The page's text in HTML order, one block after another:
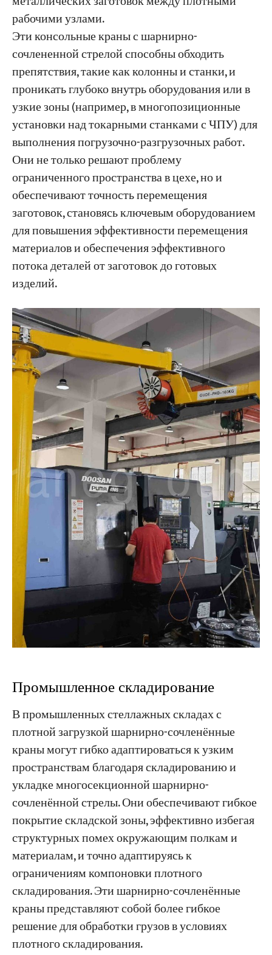
рабочими узлами.
Эти консольные краны с шарнирно-
сочлененной стрелой способны обходить
препятствия, такие как колонны и станки, и
проникать глубоко внутрь оборудования или в
узкие зоны (например, в многопозиционные
установки над токарными станками с ЧПУ) для
выполнения погрузочно-разгрузочных работ.
Они не только решают проблему
ограниченного пространства в цехе, но и
обеспечивают точность перемещения
заготовок, становясь ключевым оборудованием
для повышения эффективности перемещения
материалов и обеспечения эффективного
потока деталей от заготовок до готовых
изделий.
Промышленное складирование
В промышленных стеллажных складах с
плотной загрузкой шарнирно-сочленённые
краны могут гибко адаптироваться к узким
пространствам благодаря складированию и
укладке многосекционной шарнирно-
сочленённой стрелы. Они обеспечивают гибкое
покрытие складской зоны, эффективно избегая
структурных помех окружающим полкам и
материалам, и точно адаптируясь к
ограничениям компоновки плотного
складирования. Эти шарнирно-сочленённые
краны представляют собой более гибкое
решение для обработки грузов в условиях
плотного складирования.